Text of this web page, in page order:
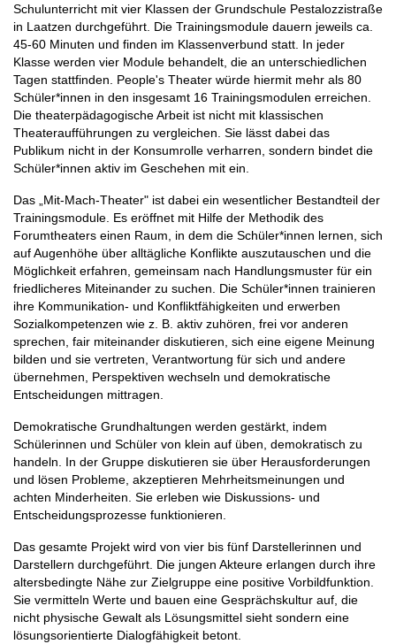
Schulunterricht mit vier Klassen der Grundschule Pestalozzistraße
in Laatzen durchgeführt. Die Trainingsmodule dauern jeweils ca.
45-60 Minuten und finden im Klassenverbund statt. In jeder
Klasse werden vier Module behandelt, die an unterschiedlichen
Tagen stattfinden. People's Theater würde hiermit mehr als 80
Schüler*innen in den insgesamt 16 Trainingsmodulen erreichen.
Die theaterpädagogische Arbeit ist nicht mit klassischen
Theateraufführungen zu vergleichen. Sie lässt dabei das
Publikum nicht in der Konsumrolle verharren, sondern bindet die
Schüler*innen aktiv im Geschehen mit ein.
Das „Mit-Mach-Theater" ist dabei ein wesentlicher Bestandteil der
Trainingsmodule. Es eröffnet mit Hilfe der Methodik des
Forumtheaters einen Raum, in dem die Schüler*innen lernen, sich
auf Augenhöhe über alltägliche Konflikte auszutauschen und die
Möglichkeit erfahren, gemeinsam nach Handlungsmuster für ein
friedlicheres Miteinander zu suchen. Die Schüler*innen trainieren
ihre Kommunikation- und Konfliktfähigkeiten und erwerben
Sozialkompetenzen wie z. B. aktiv zuhören, frei vor anderen
sprechen, fair miteinander diskutieren, sich eine eigene Meinung
bilden und sie vertreten, Verantwortung für sich und andere
übernehmen, Perspektiven wechseln und demokratische
Entscheidungen mittragen.
Demokratische Grundhaltungen werden gestärkt, indem
Schülerinnen und Schüler von klein auf üben, demokratisch zu
handeln. In der Gruppe diskutieren sie über Herausforderungen
und lösen Probleme, akzeptieren Mehrheitsmeinungen und
achten Minderheiten. Sie erleben wie Diskussions- und
Entscheidungsprozesse funktionieren.
Das gesamte Projekt wird von vier bis fünf Darstellerinnen und
Darstellern durchgeführt. Die jungen Akteure erlangen durch ihre
altersbedingte Nähe zur Zielgruppe eine positive Vorbildfunktion.
Sie vermitteln Werte und bauen eine Gesprächskultur auf, die
nicht physische Gewalt als Lösungsmittel sieht sondern eine
lösungsorientierte Dialogfähigkeit betont.